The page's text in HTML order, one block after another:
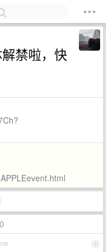
禁啦，快
1